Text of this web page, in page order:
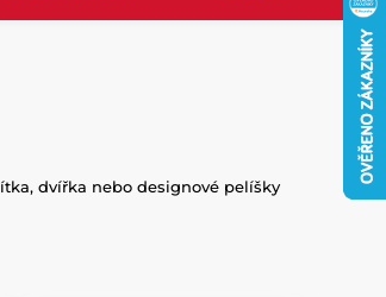
dvířka nebo designové pelíšky